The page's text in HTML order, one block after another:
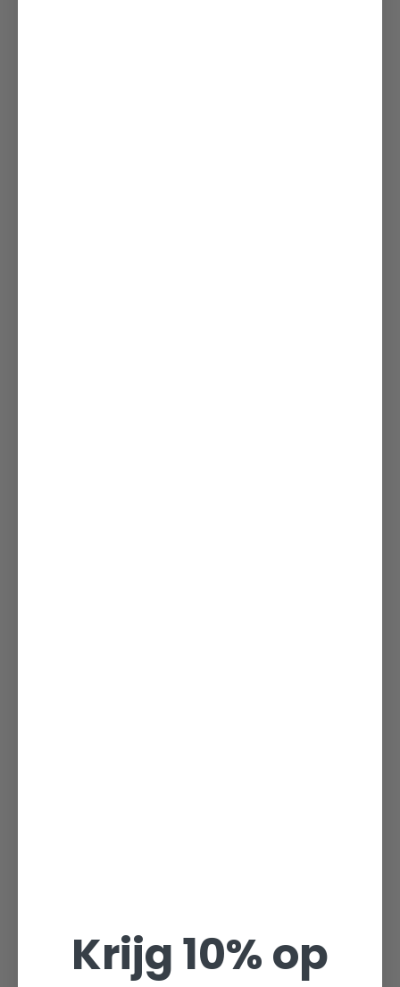
Krijg 10% op